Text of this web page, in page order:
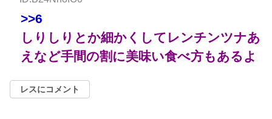
>>6
しりしりとか細かくしてレンチンツナあ
えなど手間の割に美味い食べ方もあるよ
レスにコメント